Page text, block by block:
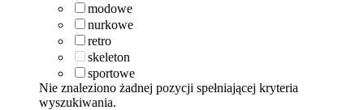
modowe
nurkowe
retro
skeleton
sportowe
Nie znaleziono żadnej pozycji spełniającej kryteria
wyszukiwania.